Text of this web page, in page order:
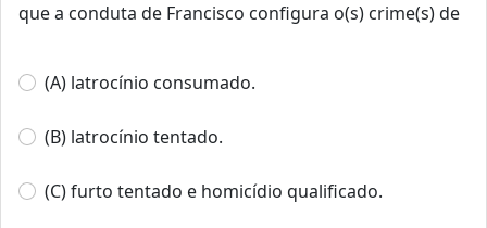
que a conduta de Francisco configura o(s) crime(s) de
(A) latrocínio consumado.
(B) latrocínio tentado.
(C) furto tentado e homicídio qualificado.